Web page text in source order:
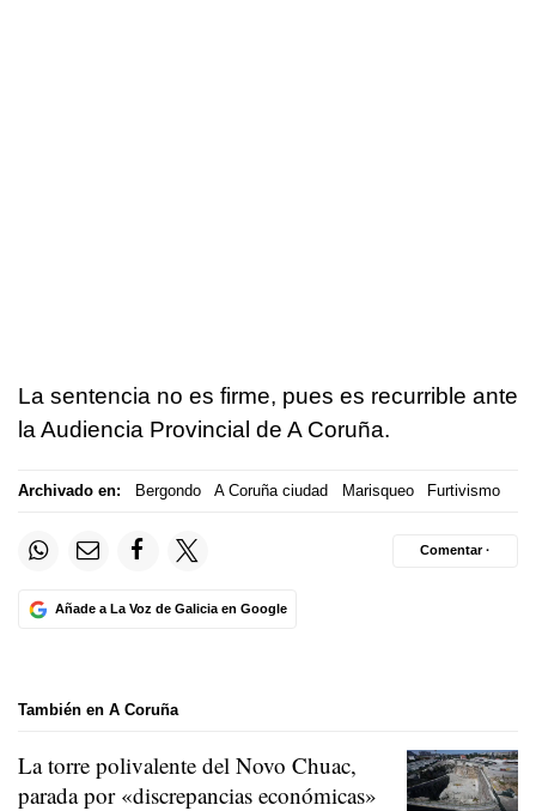
La sentencia no es firme, pues es recurrible ante
la Audiencia Provincial de A Coruña.
Archivado en: Bergondo A Coruña ciudad Marisqueo Furtivismo
Añade a La Voz de Galicia en Google
Comentar ·
También en A Coruña
La torre polivalente del Novo Chuac,
parada por «discrepancias económicas»